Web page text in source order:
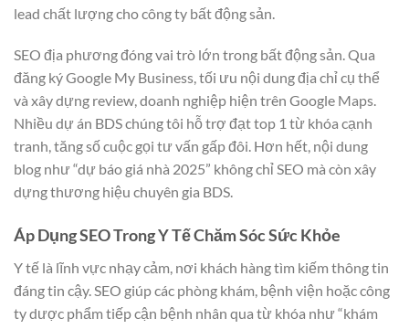
lead chất lượng cho công ty bất động sản.
SEO địa phương đóng vai trò lớn trong bất động sản. Qua
đăng ký Google My Business, tối ưu nội dung địa chỉ cụ thể
và xây dựng review, doanh nghiệp hiện trên Google Maps.
Nhiều dự án BDS chúng tôi hỗ trợ đạt top 1 từ khóa cạnh
tranh, tăng số cuộc gọi tư vấn gấp đôi. Hơn hết, nội dung
blog như “dự báo giá nhà 2025” không chỉ SEO mà còn xây
dựng thương hiệu chuyên gia BDS.
Áp Dụng SEO Trong Y Tế Chăm Sóc Sức Khỏe
Y tế là lĩnh vực nhạy cảm, nơi khách hàng tìm kiếm thông tin
đáng tin cậy. SEO giúp các phòng khám, bệnh viện hoặc công
ty dược phẩm tiếp cận bệnh nhân qua từ khóa như “khám